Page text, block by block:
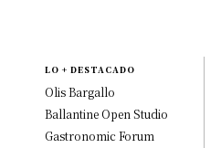
LO + DESTACADO
Olis Bargallo
Ballantine Open Studio
Gastronomic Forum